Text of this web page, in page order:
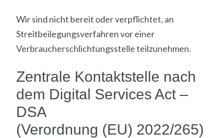
Wir sind nicht bereit oder verpflichtet, an
Streitbeilegungsverfahren vor einer
Verbraucherschlichtungsstelle teilzunehmen.
Zentrale Kontaktstelle nach
dem Digital Services Act –
DSA
(Verordnung (EU) 2022/265)